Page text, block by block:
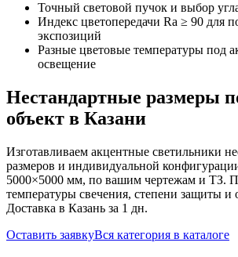
Точный световой пучок и выбор
Индекс цветопередачи Ra ≥ 90 для
экспозиций
Разные цветовые температуры под
освещение
Нестандартные размеры
объект в Казани
Изготавливаем акцентные светильники
размеров и индивидуальной
5000×5000 мм, по вашим чертежам и ТЗ.
температуры свечения, степени защиты и
Доставка в Казань за 1 дн.
Оставить заявкуВся категория в каталоге